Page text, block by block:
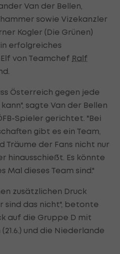
Van der Bellen,
sowie Vizekanzler
Kogler (Die Grünen)
erfolgreiches
von Teamchef Ralf
Österreich gegen jede
sagte Van der Bellen
Spieler gerichtet. "Bei
gibt es ein Team,
Träume der Fans nicht nur
hinausschießt. Es könnte
Mal dieses Team sind."
zusätzlichen Druck
sind das nicht", betonte
auf die Gruppe D mit
(21.6.) und die Niederlande